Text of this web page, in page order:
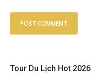
Tour Du Lịch Hot 2026